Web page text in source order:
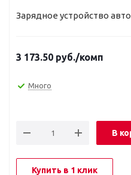
Зарядное устройство
3 173.50 руб./комп
Много
В
Купить в 1 клик